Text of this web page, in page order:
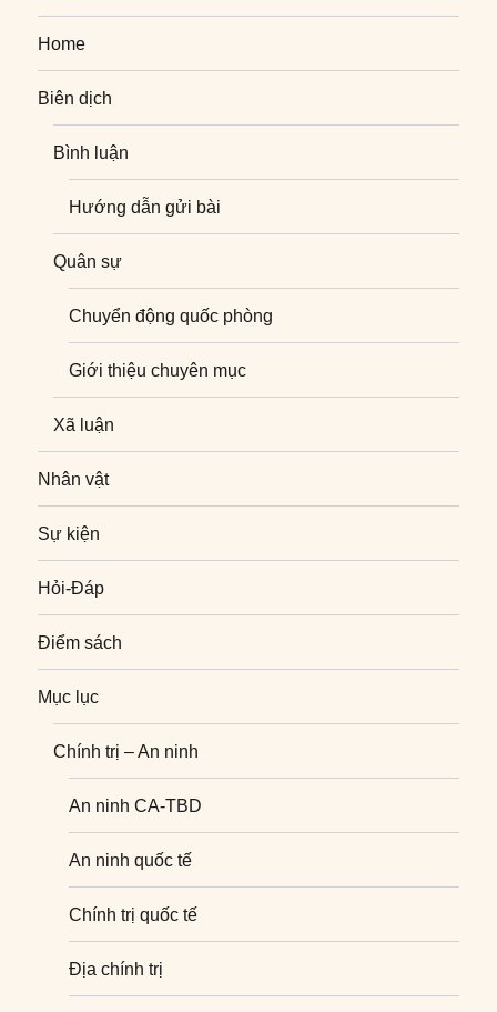
Home
Biên dịch
Bình luận
Hướng dẫn gửi bài
Quân sự
Chuyển động quốc phòng
Giới thiệu chuyên mục
Xã luận
Nhân vật
Sự kiện
Hỏi-Đáp
Điểm sách
Mục lục
Chính trị – An ninh
An ninh CA-TBD
An ninh quốc tế
Chính trị quốc tế
Địa chính trị